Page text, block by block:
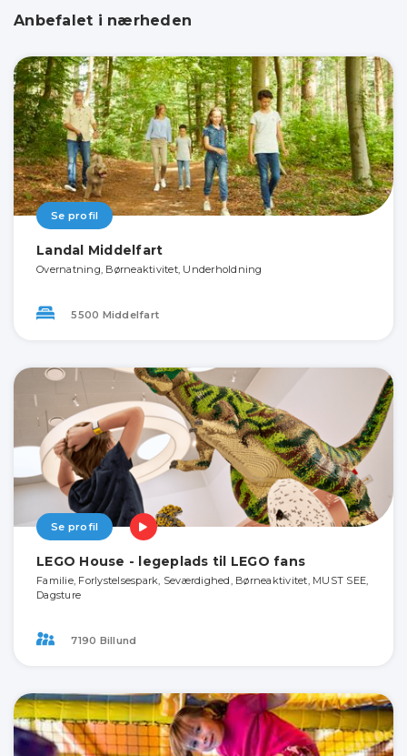
Anbefalet i nærheden
Se profil
Landal Middelfart
Overnatning, Børneaktivitet, Underholdning
5500 Middelfart
Se profil
LEGO House - legeplads til LEGO fans
Familie, Forlystelsespark, Seværdighed, Børneaktivitet, MUST SEE,
Dagsture
7190 Billund